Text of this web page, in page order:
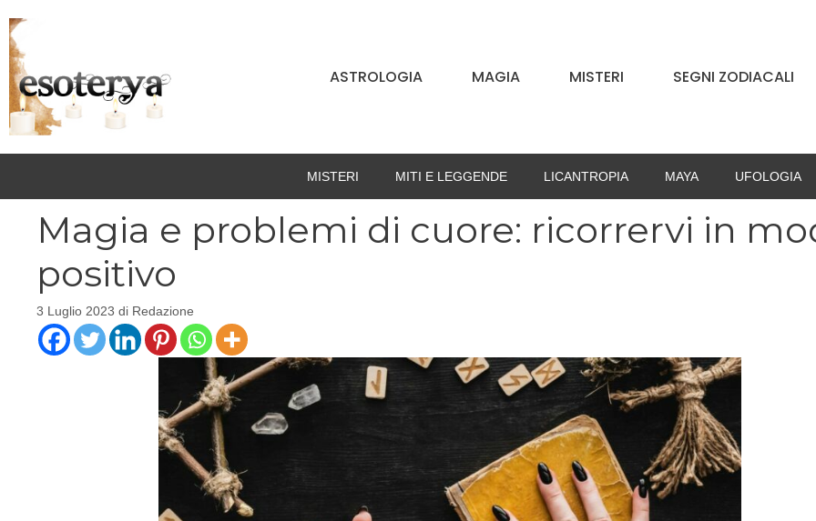
al
contenuto
ASTROLOGIA MAGIA MISTERI SEGNI ZODIACALI
MISTERI MITI E LEGGENDE LICANTROPIA MAYA UFOLOGIA
Magia e problemi di cuore: ricorrervi in
positivo
3 Luglio 2023 di Redazione